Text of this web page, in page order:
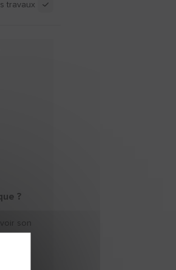
travaux
?
son